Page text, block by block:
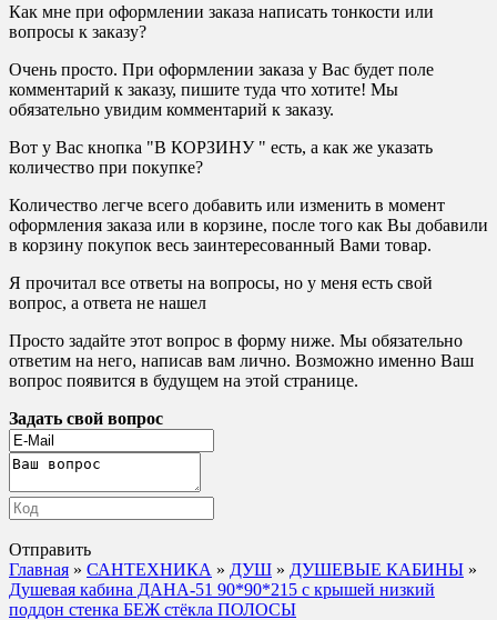
Как мне при оформлении заказа написать тонкости или
вопросы к заказу?
Очень просто. При оформлении заказа у Вас будет поле
комментарий к заказу, пишите туда что хотите! Мы
обязательно увидим комментарий к заказу.
Вот у Вас кнопка "В КОРЗИНУ " есть, а как же указать
количество при покупке?
Количество легче всего добавить или изменить в момент
оформления заказа или в корзине, после того как Вы добавили
в корзину покупок весь заинтересованный Вами товар.
Я прочитал все ответы на вопросы, но у меня есть свой
вопрос, а ответа не нашел
Просто задайте этот вопрос в форму ниже. Мы обязательно
ответим на него, написав вам лично. Возможно именно Ваш
вопрос появится в будущем на этой странице.
Задать свой вопрос
Отправить
Главная » САНТЕХНИКА » ДУШ » ДУШЕВЫЕ КАБИНЫ »
Душевая кабина ДАНА-51 90*90*215 с крышей низкий
поддон стенка БЕЖ стёкла ПОЛОСЫ